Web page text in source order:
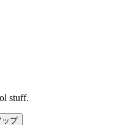
stuff.